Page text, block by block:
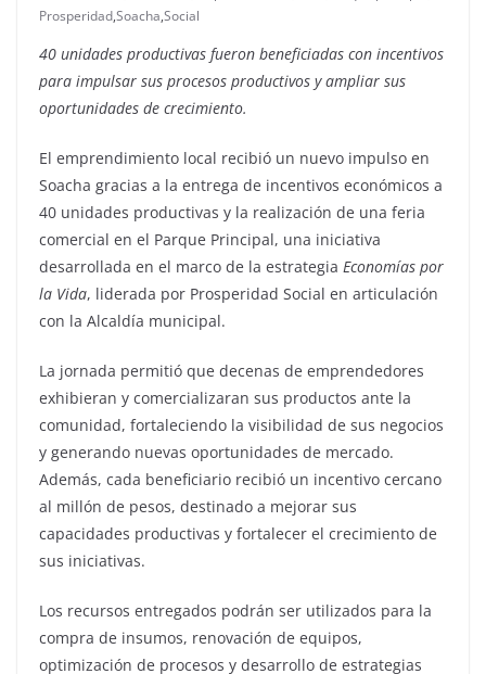
Prosperidad,Soacha,Social
40 unidades productivas fueron beneficiadas con incentivos
para impulsar sus procesos productivos y ampliar sus
oportunidades de crecimiento.
El emprendimiento local recibió un nuevo impulso en
Soacha gracias a la entrega de incentivos económicos a
40 unidades productivas y la realización de una feria
comercial en el Parque Principal, una iniciativa
desarrollada en el marco de la estrategia Economías por
la Vida, liderada por Prosperidad Social en articulación
con la Alcaldía municipal.
La jornada permitió que decenas de emprendedores
exhibieran y comercializaran sus productos ante la
comunidad, fortaleciendo la visibilidad de sus negocios
y generando nuevas oportunidades de mercado.
Además, cada beneficiario recibió un incentivo cercano
al millón de pesos, destinado a mejorar sus
capacidades productivas y fortalecer el crecimiento de
sus iniciativas.
Los recursos entregados podrán ser utilizados para la
compra de insumos, renovación de equipos,
optimización de procesos y desarrollo de estrategias